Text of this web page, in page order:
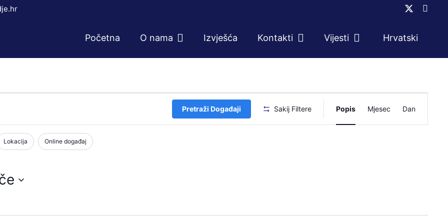
Početna O nama Izvješća Kontakti Vijesti Hrvatski
Pretraži Događaji Sakij Filtere
Događaj
Popis Mjesec Dan
Lokacija Online događaj